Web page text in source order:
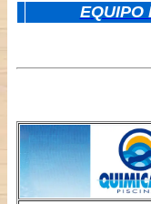
EQUIPO